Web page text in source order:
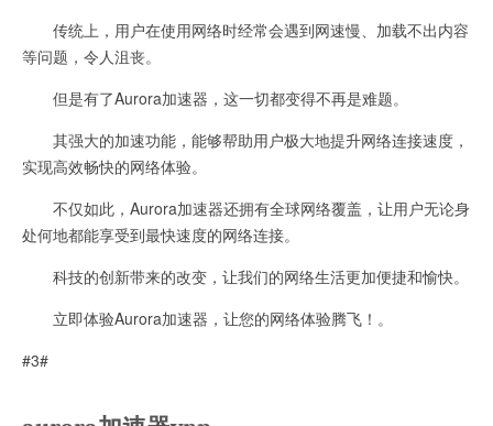
传统上，用户在使用网络时经常会遇到网速慢、加载不出内容
等问题，令人沮丧。
但是有了Aurora加速器，这一切都变得不再是难题。
其强大的加速功能，能够帮助用户极大地提升网络连接速度，
实现高效畅快的网络体验。
不仅如此，Aurora加速器还拥有全球网络覆盖，让用户无论身
处何地都能享受到最快速度的网络连接。
科技的创新带来的改变，让我们的网络生活更加便捷和愉快。
立即体验Aurora加速器，让您的网络体验腾飞！。
#3#